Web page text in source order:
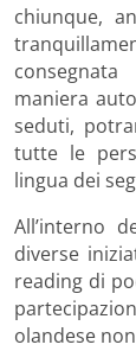
chiunque,
maniera
seduti,
tutte le
lingua dei
All’interno
diverse
reading di
olandese